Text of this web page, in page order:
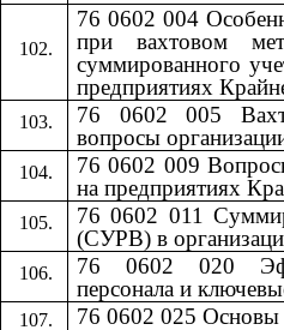
76 0602 004
при вахтовом
суммированного
предприятиях
76 0602 005
вопросы
76 0602 009
на предприятиях
76 0602 011
(СУРВ) в
76 0602 020
персонала и
76 0602 025 Основы